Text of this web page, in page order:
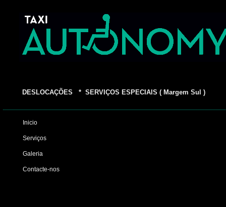
DESLOCAÇÕES * SERVIÇOS ESPECIAIS ( Margem Sul )
Inicio
Serviços
Contacte-nos
Galeria